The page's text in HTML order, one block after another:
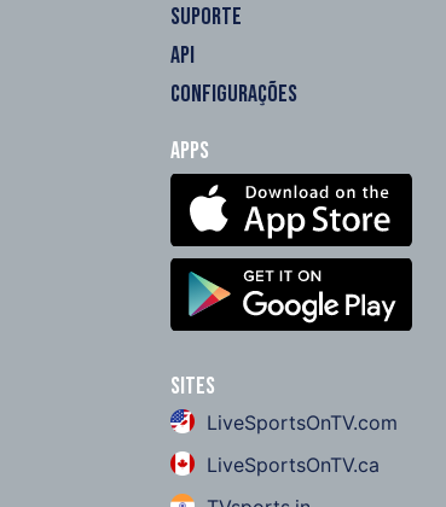
SUPORTE
API
CONFIGURAÇÕES
Apps
Sites
LiveSportsOnTV.com
LiveSportsOnTV.ca